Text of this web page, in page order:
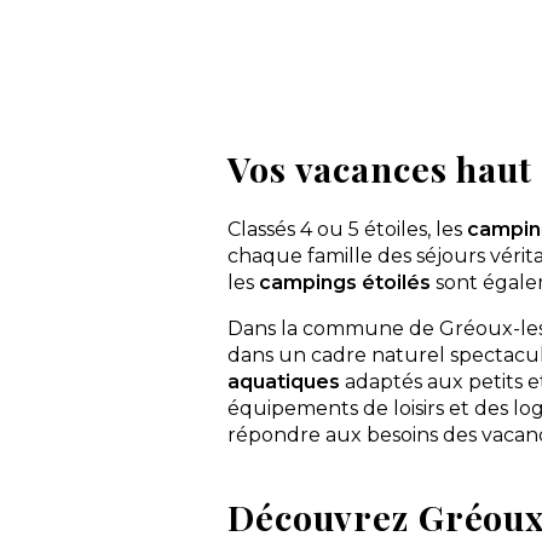
Vos vacances
Classés 4 ou 5 étoiles, les
chaque famille des séjours
les campings étoilés sont
Dans la commune de Gréoux-
dans un cadre naturel
aquatiques adaptés aux petits
équipements de loisirs et des
répondre aux besoins des
Découvrez
Paradis
Plus Bretagne
ResaSOL
Riviera Villages
Seagreen
Siblu Village
Sites et Paysages
Sud Est vacances
Tohapi